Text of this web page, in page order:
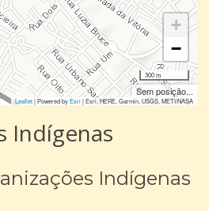
+
−
300 m
Sem posição...
Leaflet| Powered byEsri|Esri, HERE, Garmin, USGS, METI/NASA
Indígenas
Indígenas